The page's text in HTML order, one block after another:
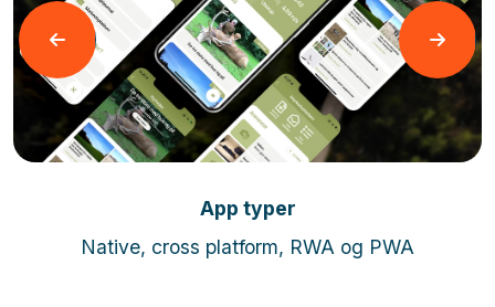
Læs mere
App typer
Native, cross platform, RWA og PWA